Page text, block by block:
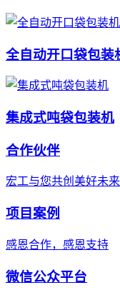
全自动开口袋包装
集成式吨袋包装机
合作伙伴
宏工与您共创美好未来
项目案例
感恩合作，感恩支持
微信公众平台